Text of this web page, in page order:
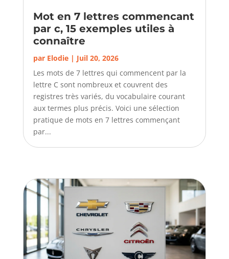
Mot en 7 lettres commencant
par c, 15 exemples utiles à
connaître
par Elodie| Juil 20, 2026
Les mots de 7 lettres qui commencent par la
lettre C sont nombreux et couvrent des
registres très variés, du vocabulaire courant
aux termes plus précis. Voici une sélection
pratique de mots en 7 lettres commençant
par...